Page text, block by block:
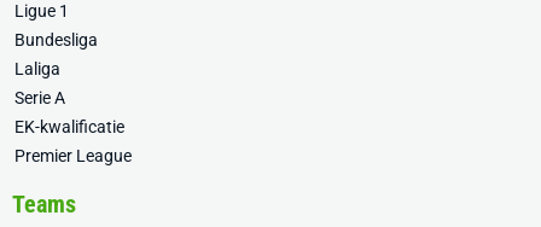
Ligue 1
Bundesliga
Laliga
Serie A
EK-kwalificatie
Premier League
Teams